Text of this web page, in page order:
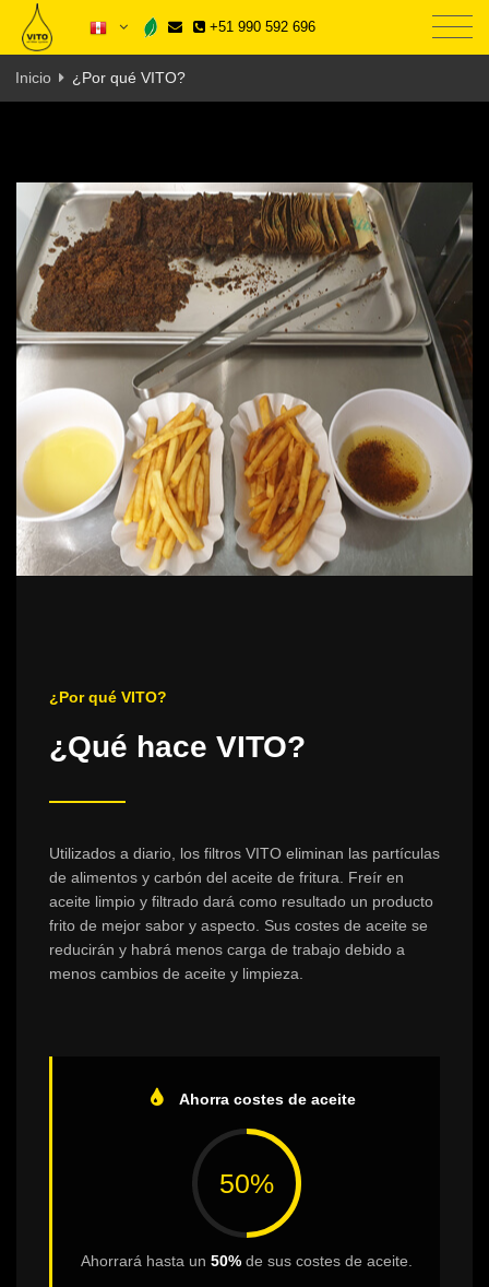
+51 990 592 696
Inicio ¿Por qué VITO?
¿Por qué VITO?
¿Qué hace VITO?
Utilizados a diario, los filtros VITO eliminan las partículas
de alimentos y carbón del aceite de fritura. Freír en
aceite limpio y filtrado dará como resultado un producto
frito de mejor sabor y aspecto. Sus costes de aceite se
reducirán y habrá menos carga de trabajo debido a
menos cambios de aceite y limpieza.
Ahorra costes de aceite
50%
Ahorrará hasta un 50%de sus costes de aceite.